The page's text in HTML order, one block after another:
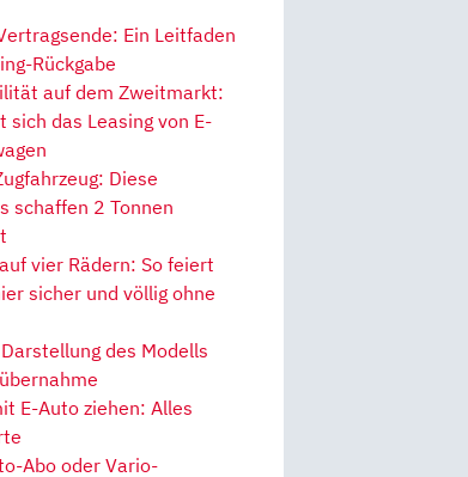
Ein Leitfaden
Rückgabe
auf dem Zweitmarkt:
sich das Leasing von E-
Diese
schaffen 2 Tonnen
vier Rädern: So feiert
sicher und völlig ohne
des Modells
E-Auto ziehen: Alles
Abo oder Vario-